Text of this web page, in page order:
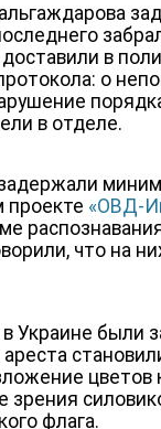
в
о
в отделе.
проекте «ОВД-
что на
Украине были
зрения
флага.